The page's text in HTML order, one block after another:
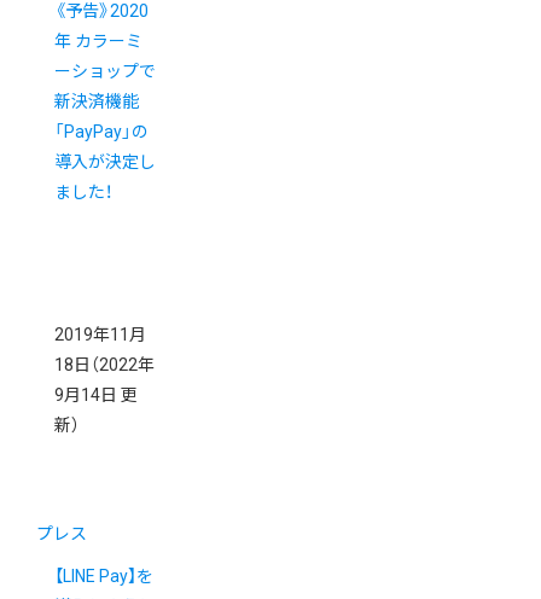
《予告》2020
年 カラーミ
ーショップで
新決済機能
「PayPay」の
導入が決定し
ました！
2019年11月
18日 （2022年
9月14日 更
新）
プレス
【LINE Pay】を